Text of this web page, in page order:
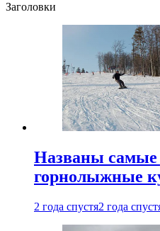
Заголовки
Названы
горнолыжные
2 года спустя2 года